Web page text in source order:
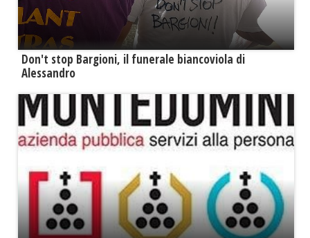
Don't stop Bargioni, il funerale biancoviola di
Alessandro